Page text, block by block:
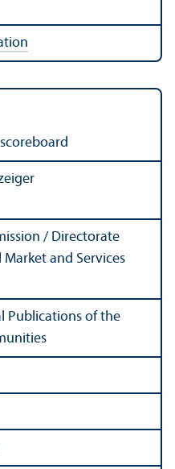
/ Directorate
and Services
Publications of the